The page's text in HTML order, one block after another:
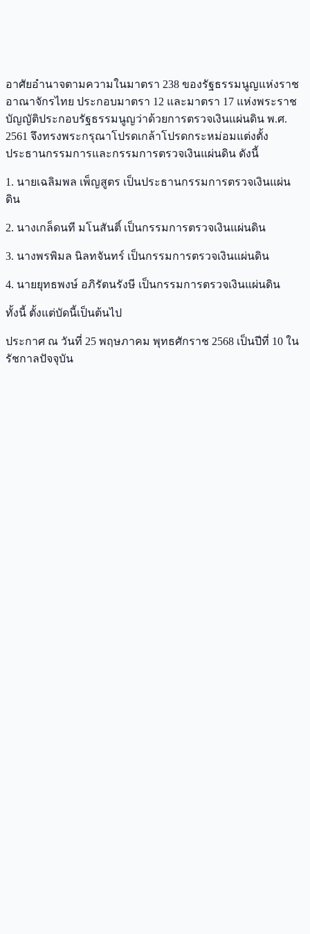
อาศัยอำนาจตามความในมาตรา 238 ของรัฐธรรมนูญแห่งราช
อาณาจักรไทย ประกอบมาตรา 12 และมาตรา 17 แห่งพระราช
บัญญัติประกอบรัฐธรรมนูญว่าด้วยการตรวจเงินแผ่นดิน พ.ศ.
2561 จึงทรงพระกรุณาโปรดเกล้าโปรดกระหม่อมแต่งตั้ง
ประธานกรรมการและกรรมการตรวจเงินแผ่นดิน ดังนี้
1. นายเฉลิมพล เพ็ญสูตร เป็นประธานกรรมการตรวจเงินแผ่น
ดิน
2. นางเกล็ดนที มโนสันติ์ เป็นกรรมการตรวจเงินแผ่นดิน
3. นางพรพิมล นิลทจันทร์ เป็นกรรมการตรวจเงินแผ่นดิน
4. นายยุทธพงษ์ อภิรัตนรังษี เป็นกรรมการตรวจเงินแผ่นดิน
ทั้งนี้ ตั้งแต่บัดนี้เป็นต้นไป
ประกาศ ณ วันที่ 25 พฤษภาคม พุทธศักราช 2568 เป็นปีที่ 10 ใน
รัชกาลปัจจุบัน